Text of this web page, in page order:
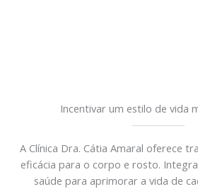
Incentivar um estilo de vida
A Clínica Dra. Cátia Amaral oferece
eficácia para o corpo e rosto.
saúde para aprimorar a vida de